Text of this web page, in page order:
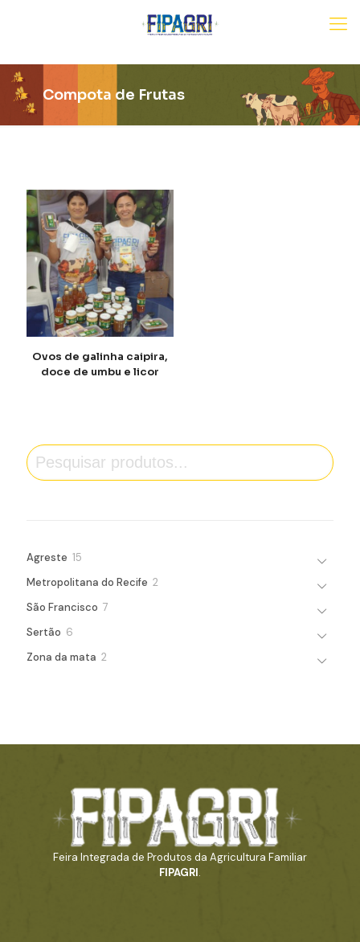
Compota de Frutas
Ovos de galinha caipira,
doce de umbu e licor
Pesquisa
Agreste 15
Metropolitana do Recife 2
São Francisco 7
Sertão 6
Zona da mata 2
Feira Integrada de Produtos da Agricultura Familiar
FIPAGRI.